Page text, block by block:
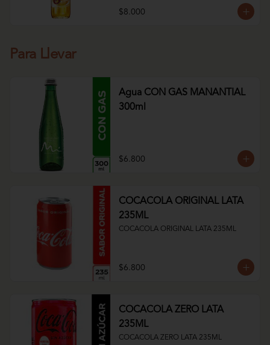
$8.000
Para Llevar
Agua CON GAS MANANTIAL
300ml
$6.800
COCACOLA ORIGINAL LATA
235ML
COCACOLA ORIGINAL LATA 235ML
$6.800
COCACOLA ZERO LATA
235ML
COCACOLA ZERO LATA 235ML